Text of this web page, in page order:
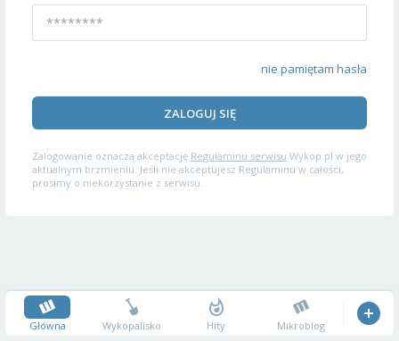
nie pamiętam hasła
ZALOGUJ SIĘ
Zalogowanie oznacza akceptację Regulaminu serwisu Wykop.pl w jego
aktualnym brzmieniu. Jeśli nie akceptujesz Regulaminu w całości,
prosimy o niekorzystanie z serwisu.
Główna Wykopalisko Hity Mikroblog